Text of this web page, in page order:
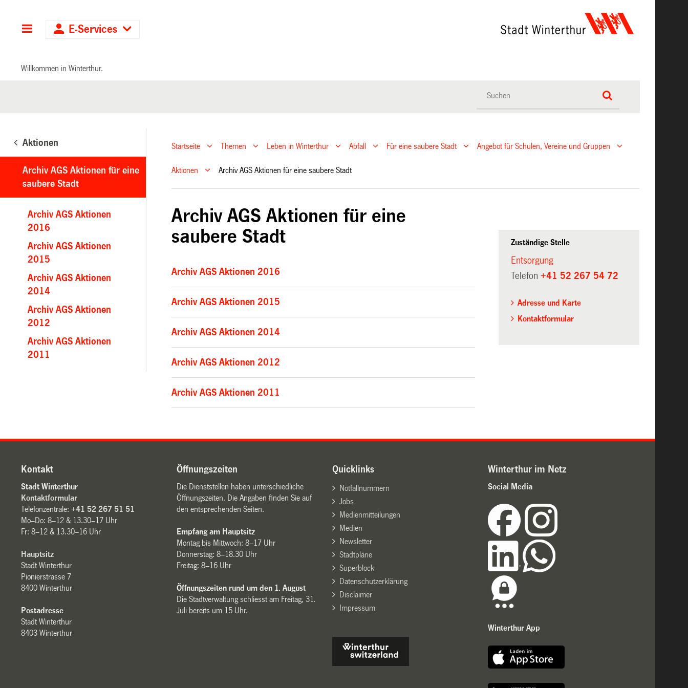
Hauptnavigation
E-Services
Willkommen in Winterthur.
Aktionen
Archiv AGS Aktionen für eine
saubere Stadt
Archiv AGS Aktionen
2016
Archiv AGS Aktionen
2015
Archiv AGS Aktionen
2014
Archiv AGS Aktionen
2012
Archiv AGS Aktionen
2011
Startseite Themen Leben in Winterthur Abfall Für eine saubere Stadt Angebot für Schulen, Vereine und Gruppen
Aktionen Archiv AGS Aktionen für eine saubere Stadt
Archiv AGS Aktionen für eine
saubere Stadt
Archiv AGS Aktionen 2016
Archiv AGS Aktionen 2015
Archiv AGS Aktionen 2014
Archiv AGS Aktionen 2012
Archiv AGS Aktionen 2011
Zuständige Stelle
Entsorgung
Telefon +41 52 267 54 72
Adresse und Karte
Kontaktformular
Kontakt
Stadt Winterthur
Kontaktformular
Telefonzentrale:+41 52 267 51 51
Mo–Do: 8–12 & 13.30–17 Uhr
Fr: 8–12 & 13.30–16 Uhr
Hauptsitz
Stadt Winterthur
Pionierstrasse 7
8400 Winterthur
Postadresse
Stadt Winterthur
8403 Winterthur
Öffnungszeiten
Die Dienststellen haben unterschiedliche
Öffnungszeiten. Die Angaben finden Sie auf
den entsprechenden Seiten.
Empfang am Hauptsitz
Montag bis Mittwoch: 8–17 Uhr
Donnerstag: 8–18.30 Uhr
Freitag: 8–16 Uhr
Öffnungszeiten rund um den 1. August
Die Stadtverwaltung schliesst am Freitag, 31.
Juli bereits um 15 Uhr.
Quicklinks
Notfallnummern
Jobs
Medienmitteilungen
Medien
Newsletter
Stadtpläne
Superblock
Datenschutzerklärung
Disclaimer
Impressum
Winterthur im Netz
Social Media
Winterthur App